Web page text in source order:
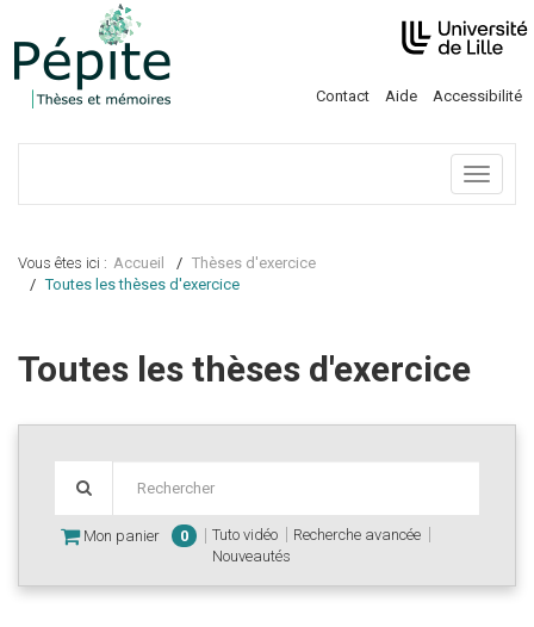
Contact Aide Accessibilité
Menu
Vous êtes ici : Accueil
Thèses d'exercice
Toutes les thèses d'exercice
Toutes les thèses d'exercice
Mon panier 0 Tuto vidéo
Recherche avancée
Nouveautés